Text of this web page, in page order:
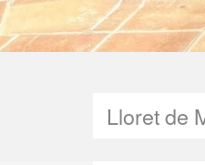
Lloret de